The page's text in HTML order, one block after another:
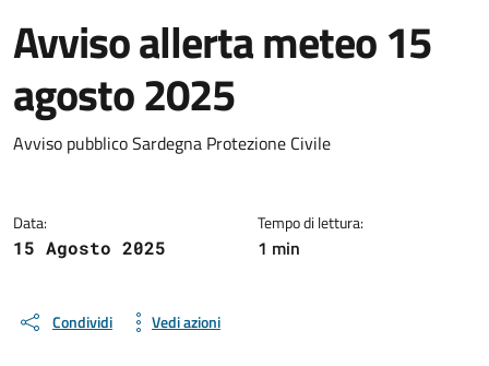
Avviso allerta meteo 15
agosto 2025
Dettagli del documento
Avviso pubblico Sardegna Protezione Civile
Data:
15 Agosto 2025
Tempo di lettura:
1 min
Condividi Vedi azioni